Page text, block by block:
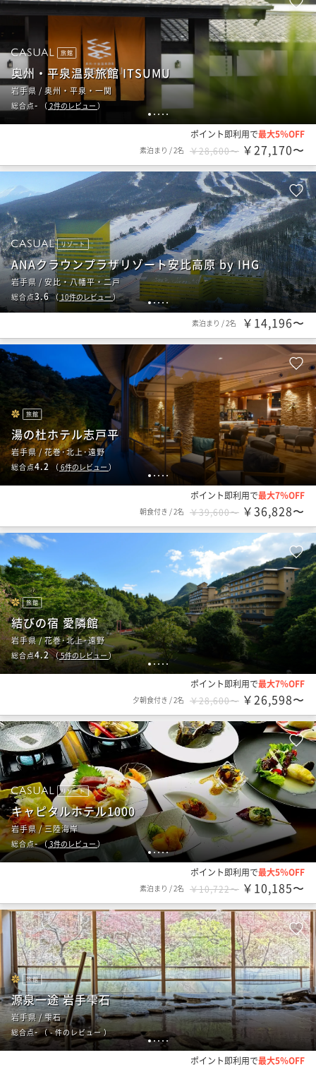
1 2 3 4 5
旅館
奥州・平泉温泉旅館 ITSUMU
岩手県 / 奥州・平泉・一関
総合点- （ 2件のレビュー ）
ポイント即利用で最大5％OFF
素泊まり /2名 ￥28,600〜 ￥27,170〜
12345
リゾート
ANAクラウンプラザリゾート安比高原 by IHG
岩手県 / 安比・八幡平・二戸
総合点3.6（ 10件のレビュー）
素泊まり /2名 ￥14,196〜
1 2 3 4 5
旅館
湯の杜ホテル志戸平
岩手県 / 花巻･北上･遠野
総合点4.2 （ 6件のレビュー）
ポイント即利用で最大7％OFF
朝食付き /2名 ￥39,600〜 ￥36,828〜
1 23 4 5
旅館
結びの宿 愛隣館
岩手県 / 花巻･北上･遠野
総合点4.2（5件のレビュー）
ポイント即利用で最大7％OFF
夕朝食付き /2名 ￥28,600〜 ￥26,598〜
1 2345
リゾート
キャピタルホテル1000
岩手県 / 三陸海岸
総合点-（3件のレビュー）
ポイント即利用で最大5％OFF
素泊まり /2名 ￥10,722〜 ￥10,185〜
1234 5
旅館
源泉一途 岩手雫石
岩手県 / 雫石
総合点-（- 件のレビュー）
ポイント即利用で最大5％OFF